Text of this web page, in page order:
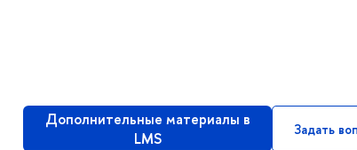
Дополнительные материалы в
LMS
Задать